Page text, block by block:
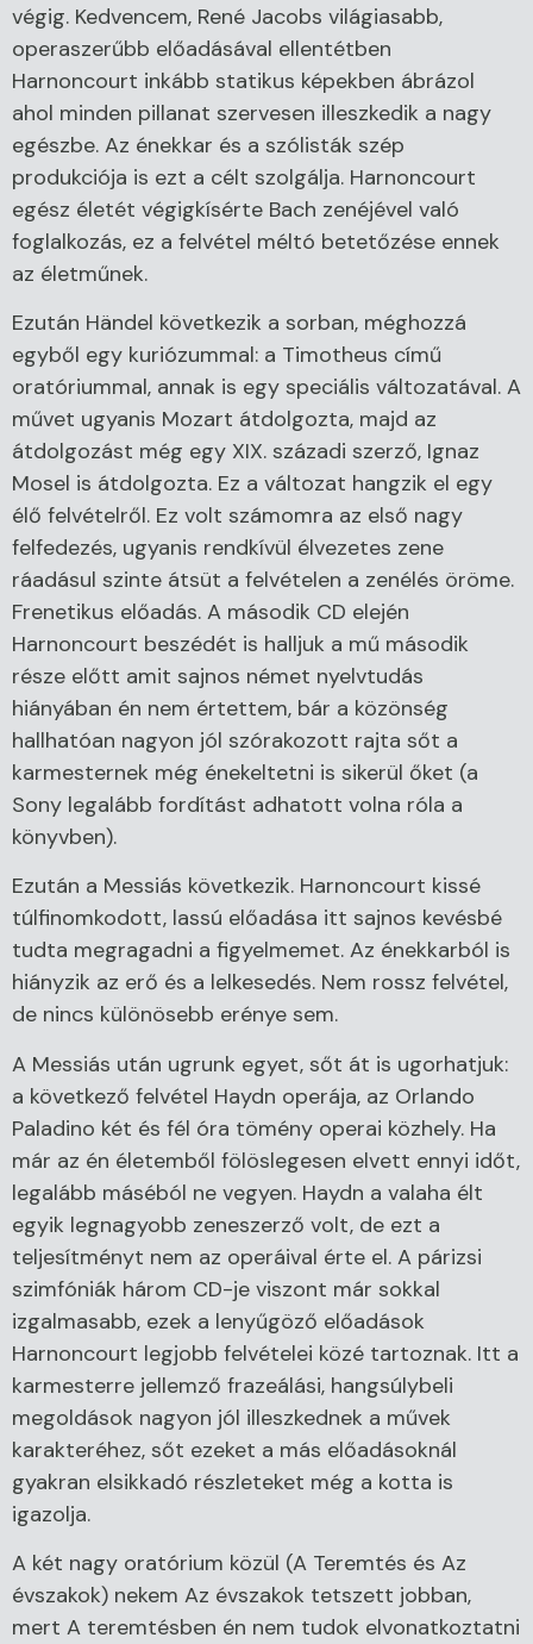
végig. Kedvencem, René Jacobs világiasabb,
operaszerűbb előadásával ellentétben
Harnoncourt inkább statikus képekben ábrázol
ahol minden pillanat szervesen illeszkedik a nagy
egészbe. Az énekkar és a szólisták szép
produkciója is ezt a célt szolgálja. Harnoncourt
egész életét végigkísérte Bach zenéjével való
foglalkozás, ez a felvétel méltó betetőzése ennek
az életműnek.
Ezután Händel következik a sorban, méghozzá
egyből egy kuriózummal: a Timotheus című
oratóriummal, annak is egy speciális változatával. A
művet ugyanis Mozart átdolgozta, majd az
átdolgozást még egy XIX. századi szerző, Ignaz
Mosel is átdolgozta. Ez a változat hangzik el egy
élő felvételről. Ez volt számomra az első nagy
felfedezés, ugyanis rendkívül élvezetes zene
ráadásul szinte átsüt a felvételen a zenélés öröme.
Frenetikus előadás. A második CD elején
Harnoncourt beszédét is halljuk a mű második
része előtt amit sajnos német nyelvtudás
hiányában én nem értettem, bár a közönség
hallhatóan nagyon jól szórakozott rajta sőt a
karmesternek még énekeltetni is sikerül őket (a
Sony legalább fordítást adhatott volna róla a
könyvben).
Ezután a Messiás következik. Harnoncourt kissé
túlfinomkodott, lassú előadása itt sajnos kevésbé
tudta megragadni a figyelmemet. Az énekkarból is
hiányzik az erő és a lelkesedés. Nem rossz felvétel,
de nincs különösebb erénye sem.
A Messiás után ugrunk egyet, sőt át is ugorhatjuk:
a következő felvétel Haydn operája, az Orlando
Paladino két és fél óra tömény operai közhely. Ha
már az én életemből fölöslegesen elvett ennyi időt,
legalább máséból ne vegyen. Haydn a valaha élt
egyik legnagyobb zeneszerző volt, de ezt a
teljesítményt nem az operáival érte el. A párizsi
szimfóniák három CD-je viszont már sokkal
izgalmasabb, ezek a lenyűgöző előadások
Harnoncourt legjobb felvételei közé tartoznak. Itt a
karmesterre jellemző frazeálási, hangsúlybeli
megoldások nagyon jól illeszkednek a művek
karakteréhez, sőt ezeket a más előadásoknál
gyakran elsikkadó részleteket még a kotta is
igazolja.
A két nagy oratórium közül (A Teremtés és Az
évszakok) nekem Az évszakok tetszett jobban,
mert A teremtésben én nem tudok elvonatkoztatni